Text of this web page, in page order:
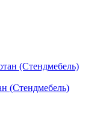
(Стендмебель)